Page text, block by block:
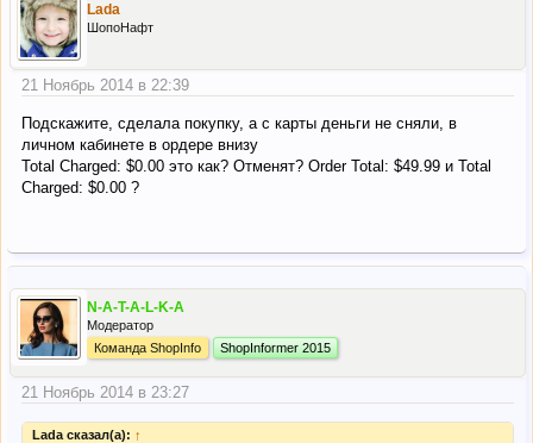
Lada
ШопоНафт
21 Ноябрь 2014 в 22:39
Подскажите, сделала покупку, а с карты деньги не сняли, в
личном кабинете в ордере внизу
Total Charged: $0.00 это как? Отменят? Order Total: $49.99 и Total
Charged: $0.00 ?
N-A-T-A-L-K-A
Модератор
Команда ShopInfo
ShopInformer 2015
21 Ноябрь 2014 в 23:27
Lada сказал(а): ↑